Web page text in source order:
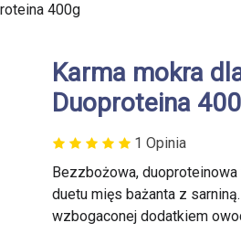
400g
Karma mokra
Duoproteina
1 Opinia
Bezzbożowa,
duetu mięs bażanta z
wzbogaconej dodatkiem